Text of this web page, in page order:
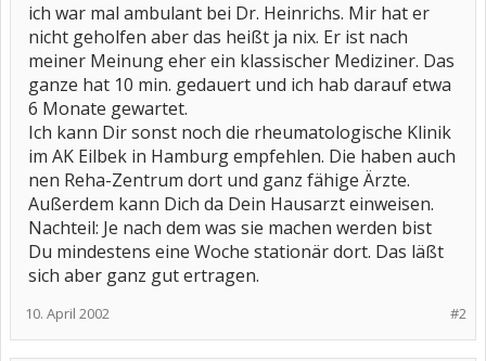
ich war mal ambulant bei Dr. Heinrichs. Mir hat er
nicht geholfen aber das heißt ja nix. Er ist nach
meiner Meinung eher ein klassischer Mediziner. Das
ganze hat 10 min. gedauert und ich hab darauf etwa
6 Monate gewartet.
Ich kann Dir sonst noch die rheumatologische Klinik
im AK Eilbek in Hamburg empfehlen. Die haben auch
nen Reha-Zentrum dort und ganz fähige Ärzte.
Außerdem kann Dich da Dein Hausarzt einweisen.
Nachteil: Je nach dem was sie machen werden bist
Du mindestens eine Woche stationär dort. Das läßt
sich aber ganz gut ertragen.
#2
10. April 2002